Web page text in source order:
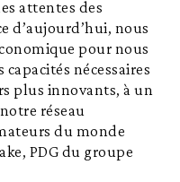
attentes des
d’aujourd’hui, nous
pour nous
nécessaires
plus innovants, à un
réseau
du monde
PDG du groupe